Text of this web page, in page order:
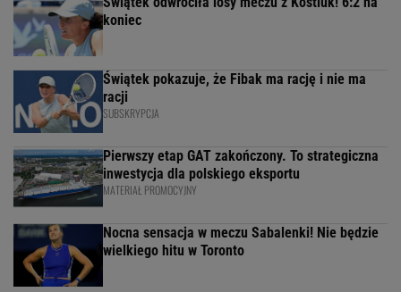
koniec
Świątek pokazuje, że Fibak ma rację i nie ma
racji
SUBSKRYPCJA
Pierwszy etap GAT zakończony. To strategiczna
inwestycja dla polskiego eksportu
MATERIAŁ PROMOCYJNY
Nocna sensacja w meczu Sabalenki! Nie będzie
wielkiego hitu w Toronto